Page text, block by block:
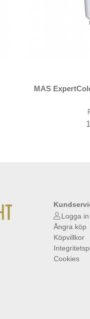
MAS
Logga
Ångra köp
Köpvillkor
Cookies